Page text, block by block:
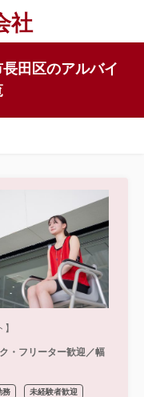
社
田区のアルバイ
・フリーター歓迎／幅
務 未経験者歓迎